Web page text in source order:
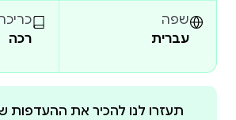
שפה
עברית
רכה
תעזרו לנו להכיר את ההעדפות